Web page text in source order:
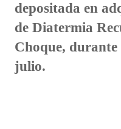
depositada en
de Diatermia
Choque, durante
julio.